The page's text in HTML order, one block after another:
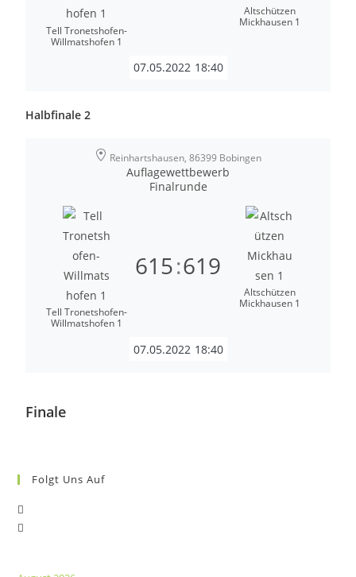
Tell Tronetshofen-
Willmatshofen 1
Altschützen
Mickhausen 1
07.05.2022 18:40
Halbfinale 2
Reinhartshausen, 86399 Bobingen
Auflagewettbewerb
Finalrunde
Tell Tronetshofen-
Willmatshofen 1
615:619
Altschützen
Mickhausen 1
07.05.2022 18:40
Finale
Folgt Uns Auf